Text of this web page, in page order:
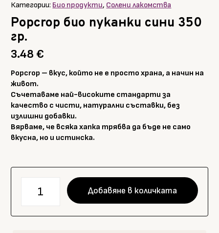
Категории: Био продукти, Солени лакомства
Popcrop био пуканки сини 350
гр.
3.48€
Popcrop – вкус, който не е просто храна, а начин на
живот.
Съчетаваме най-високите стандарти за
качество с чисти, натурални съставки, без
излишни добавки.
Вярваме, че всяка хапка трябва да бъде не само
вкусна, но и истинска.
био
Добавяне в количката